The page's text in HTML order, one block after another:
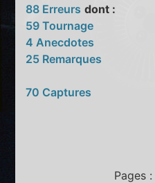
88 Erreurs dont :
59 Tournage
4 Anecdotes
25 Remarques
70 Captures
Pages :